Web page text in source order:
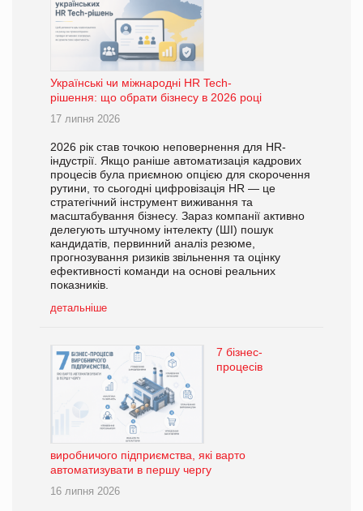
Українські чи міжнародні HR Tech-
рішення: що обрати бізнесу в 2026 році
17 липня 2026
2026 рік став точкою неповернення для HR-
індустрії. Якщо раніше автоматизація кадрових
процесів була приємною опцією для скорочення
рутини, то сьогодні цифровізація HR — це
стратегічний інструмент виживання та
масштабування бізнесу. Зараз компанії активно
делегують штучному інтелекту (ШІ) пошук
кандидатів, первинний аналіз резюме,
прогнозування ризиків звільнення та оцінку
ефективності команди на основі реальних
показників.
детальніше
7 бізнес-
процесів
виробничого підприємства, які варто
автоматизувати в першу чергу
16 липня 2026